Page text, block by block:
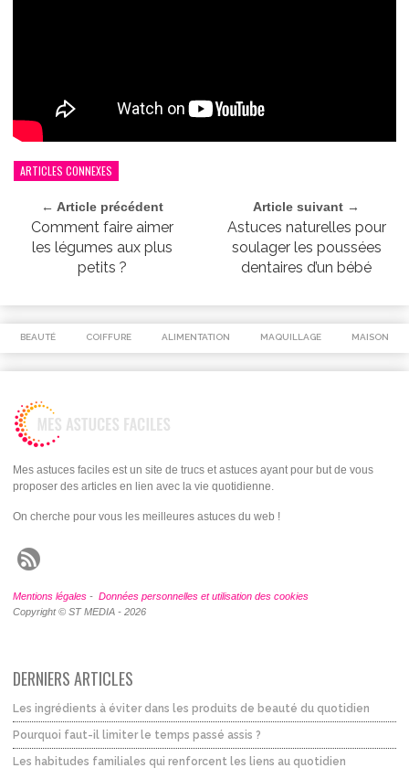
ARTICLES CONNEXES
← Article précédent
Comment faire aimer
les légumes aux plus
petits ?
Article suivant →
Astuces naturelles pour
soulager les poussées
dentaires d’un bébé
BEAUTÉ COIFFURE ALIMENTATION MAQUILLAGE MAISON
Mes astuces faciles est un site de trucs et astuces ayant pour but de vous
proposer des articles en lien avec la vie quotidienne.
On cherche pour vous les meilleures astuces du web !
Mentions légales - Données personnelles et utilisation des cookies
Copyright © ST MEDIA - 2026
DERNIERS ARTICLES
Les ingrédients à éviter dans les produits de beauté du quotidien
Pourquoi faut-il limiter le temps passé assis ?
Les habitudes familiales qui renforcent les liens au quotidien